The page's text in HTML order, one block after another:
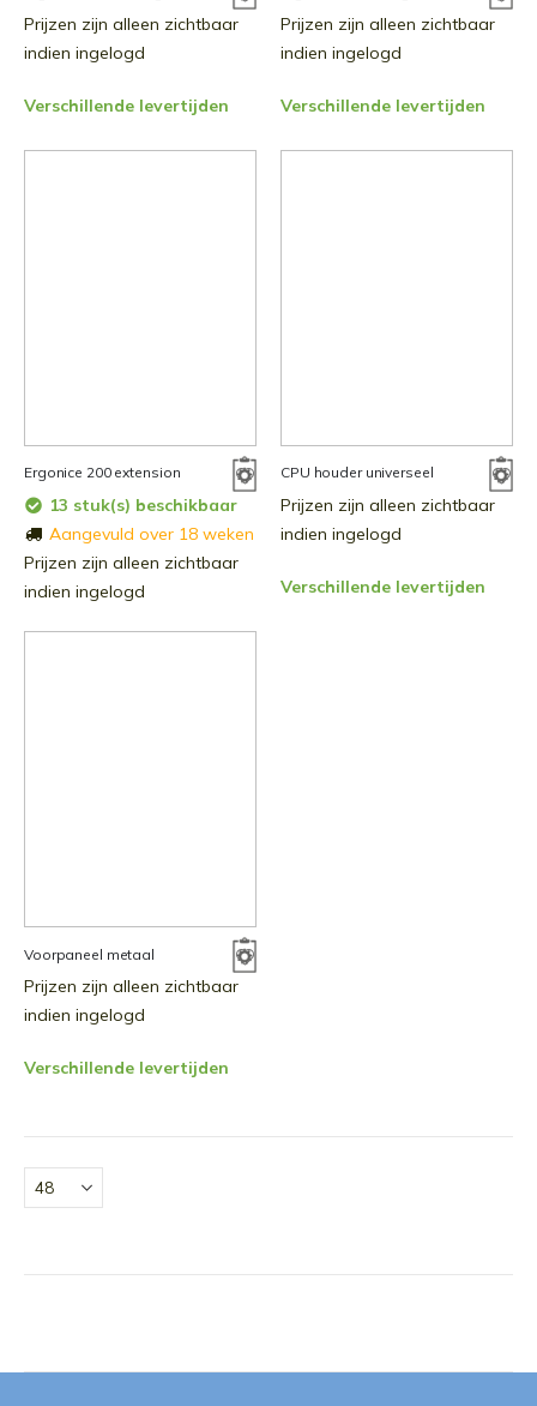
Prijzen zijn alleen zichtbaar
indien ingelogd
Verschillende levertijden
Prijzen zijn alleen zichtbaar
indien ingelogd
Verschillende levertijden
Ergonice 200 extension
13 stuk(s) beschikbaar
Aangevuld over 18 weken
Prijzen zijn alleen zichtbaar
indien ingelogd
CPU houder universeel
Prijzen zijn alleen zichtbaar
indien ingelogd
Verschillende levertijden
Voorpaneel metaal
Prijzen zijn alleen zichtbaar
indien ingelogd
Verschillende levertijden